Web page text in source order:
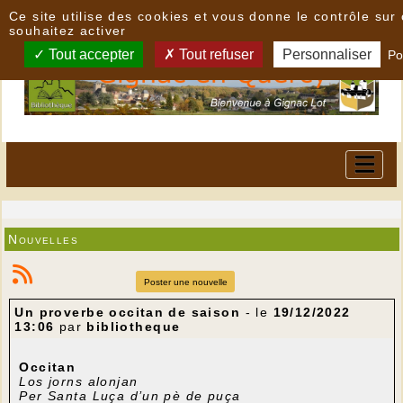
Nouvelles
Poster une nouvelle
Un proverbe occitan de saison - le 19/12/2022
13:06 par bibliotheque
Occitan
Los jorns alonjan
Per Santa Luça d’un pè de puça
Ce site utilise des cookies et vous donne le contrôle sur
souhaitez activer
Tout accepter Tout refuser Personnaliser